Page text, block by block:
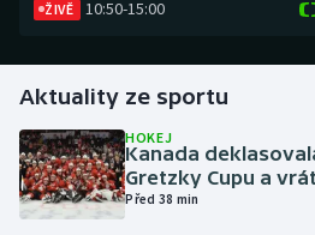
Golf
Gymnastika
Házená
ŽIVĚ 10:50-15:00
Aktuality ze sportu
HOKEJ
Kanada
Gretzky Cupu a
Před 38 min